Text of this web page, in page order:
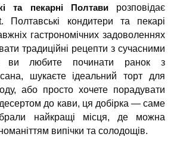
та пекарні Полтави
розповідає
Полтавські кондитери та пекарі
гастрономічних задоволеннях
традиційні рецепти з сучасними
ви любите починати ранок з
шукаєте ідеальний торт для
або просто хочете порадувати
до кави, ця добірка — саме
найкращі місця, де можна
випічки та солодощів.